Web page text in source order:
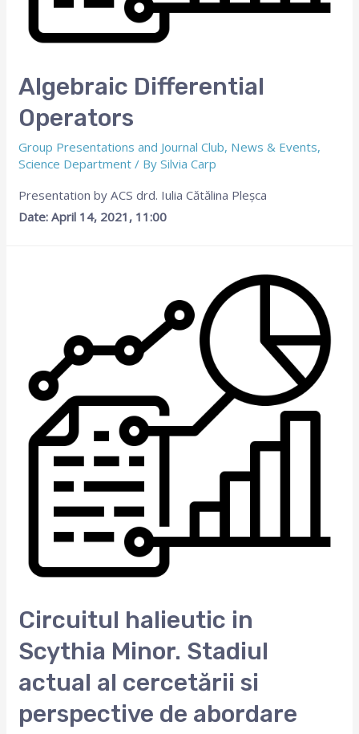
Algebraic Differential
Operators
Group Presentations and Journal Club, News & Events,
Science Department / BySilvia Carp
Presentation by ACS drd. Iulia Cătălina Pleșca
Date: April 14, 2021, 11:00
Circuitul halieutic in
Scythia Minor. Stadiul
actual al cercetării si
perspective de abordare